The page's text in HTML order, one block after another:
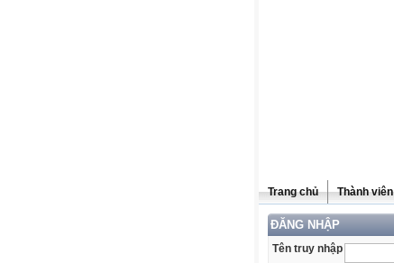
Trang chủ Thành viên
ĐĂNG NHẬP
Tên truy nhập